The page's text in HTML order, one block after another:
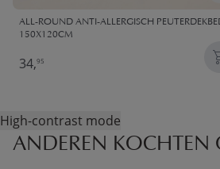
ALL-ROUND ANTI-ALLERGISCH
150X120CM
34,95
High-contrast mode
ANDEREN KOCHTEN